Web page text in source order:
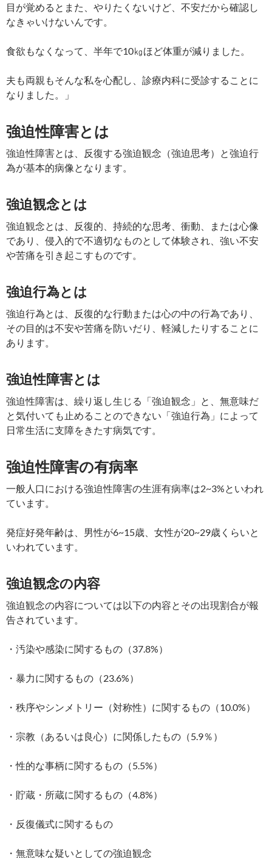
目が覚めるとまた、やりたくないけど、不安だから確認し
なきゃいけないんです。
食欲もなくなって、半年で10㎏ほど体重が減りました。
夫も両親もそんな私を心配し、診療内科に受診することに
なりました。」
強迫性障害とは
強迫性障害とは、反復する強迫観念（強迫思考）と強迫行
為が基本的病像となります。
強迫観念とは
強迫観念とは、反復的、持続的な思考、衝動、または心像
であり、侵入的で不適切なものとして体験され、強い不安
や苦痛を引き起こすものです。
強迫行為とは
強迫行為とは、反復的な行動または心の中の行為であり、
その目的は不安や苦痛を防いだり、軽減したりすることに
あります。
強迫性障害とは
強迫性障害は、繰り返し生じる「強迫観念」と、無意味だ
と気付いても止めることのできない「強迫行為」によって
日常生活に支障をきたす病気です。
強迫性障害の有病率
一般人口における強迫性障害の生涯有病率は2~3%といわれ
ています。
発症好発年齢は、男性が6~15歳、女性が20~29歳くらいと
いわれています。
強迫観念の内容
強迫観念の内容については以下の内容とその出現割合が報
告されています。
・汚染や感染に関するもの（37.8%）
・暴力に関するもの（23.6%）
・秩序やシンメトリー（対称性）に関するもの（10.0%）
・宗教（あるいは良心）に関係したもの（5.9％）
・性的な事柄に関するもの（5.5%）
・貯蔵・所蔵に関するもの（4.8%）
・反復儀式に関するもの
・無意味な疑いとしての強迫観念